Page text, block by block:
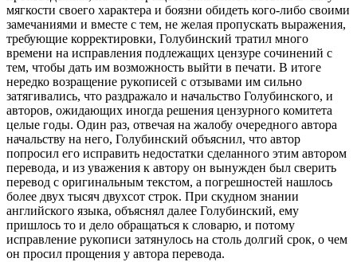
мягкости своего характера и боязни обидеть кого-либо своими
замечаниями и вместе с тем, не желая пропускать выражения,
требующие корректировки, Голубинский тратил много
времени на исправления подлежащих цензуре сочинений с
тем, чтобы дать им возможность выйти в печати. В итоге
нередко возращение рукописей с отзывами им сильно
затягивались, что раздражало и начальство Голубинского, и
авторов, ожидающих иногда решения цензурного комитета
целые годы. Один раз, отвечая на жалобу очередного автора
начальству на него, Голубинский объяснил, что автор
попросил его исправить недостатки сделанного этим автором
перевода, и из уважения к автору он вынужден был сверить
перевод с оригинальным текстом, а погрешностей нашлось
более двух тысяч двухсот строк. При скудном знании
английского языка, объяснял далее Голубинский, ему
пришлось то и дело обращаться к словарю, и потому
исправление рукописи затянулось на столь долгий срок, о чем
он просил прощения у автора перевода.